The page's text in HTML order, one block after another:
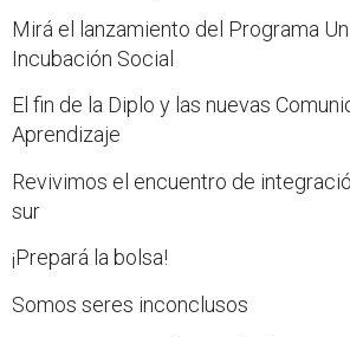
Mirá el lanzamiento del Programa
Incubación Social
El fin de la Diplo y las nuevas
Aprendizaje
Revivimos el encuentro de
sur
¡Prepará la bolsa!
Somos seres inconclusos